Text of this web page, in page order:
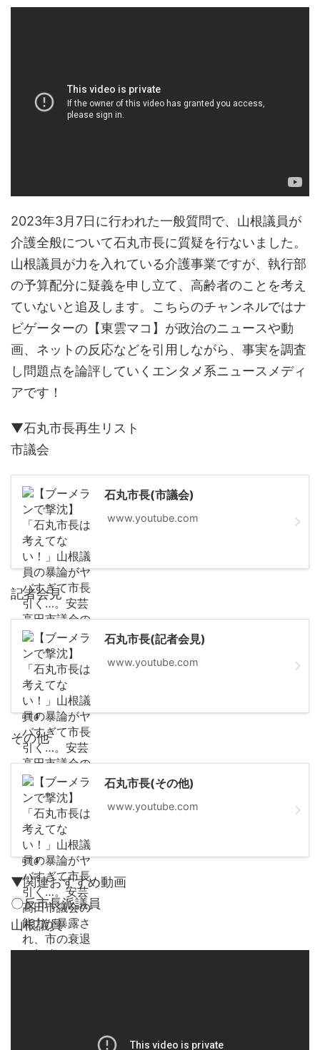
2023年3月7日に行われた一般質問で、山根議員が
介護全般について石丸市長に質疑を行ないました。
山根議員が力を入れている介護事業ですが、執行部
の予算配分に疑義を申し立て、高齢者のことを考え
ていないと追及します。こちらのチャンネルではナ
ビゲーターの【東雲マコ】が政治のニュースや動
画、ネットの反応などを引用しながら、事実を調査
し問題点を論評していくエンタメ系ニュースメディ
アです！
▼石丸市長再生リスト
市議会
石丸市長(市議会)
www.youtube.com
記者会見
石丸市長(記者会見)
www.youtube.com
その他
石丸市長(その他)
www.youtube.com
▼関連おすすめ動画
〇反市長派議員
山根議員